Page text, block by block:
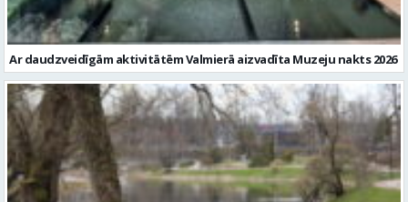
Ar daudzveidīgām aktivitātēm Valmierā aizvadīta Muzeju nakts 2026